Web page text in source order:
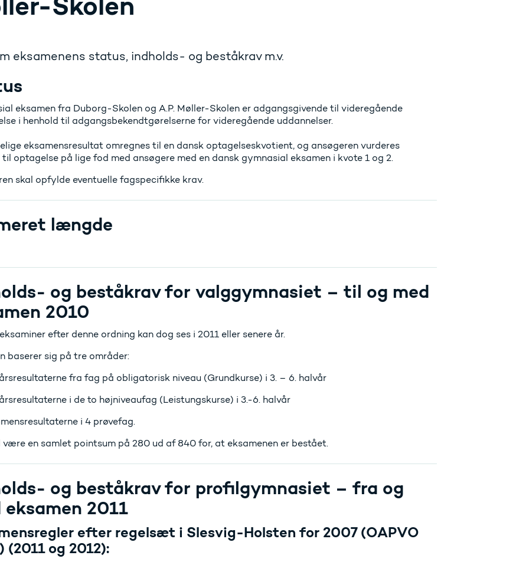
eksamenens status, indholds- og beståkrav m.v.
eksamen fra Duborg-Skolen og A.P. Møller-Skolen er adgangsgivende til videregående
i henhold til adgangsbekendtgørelserne for videregående uddannelser.
eksamensresultat omregnes til en dansk optagelseskvotient, og ansøgeren vurderes
til optagelse på lige fod med ansøgere med en dansk gymnasial eksamen i kvote 1 og 2.
skal opfylde eventuelle fagspecifikke krav.
længde
og beståkrav for valggymnasiet – til og med
2010
efter denne ordning kan dog ses i 2011 eller senere år.
baserer sig på tre områder:
fra fag på obligatorisk niveau (Grundkurse) i 3. – 6. halvår
i de to højniveaufag (Leistungskurse) i 3.-6. halvår
i 4 prøvefag.
være en samlet pointsum på 280 ud af 840 for, at eksamenen er bestået.
og beståkrav for profilgymnasiet – fra og
eksamen 2011
efter regelsæt i Slesvig-Holsten for 2007 (OAPVO
(2011 og 2012):